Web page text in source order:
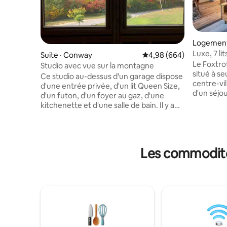
Suite · Conway Note moyenne de 4,98
4,98 (664)
Studio avec vue sur la montagne
Ce studio au-dessus d'un garage dispose
d'une entrée privée, d'un lit Queen Size,
d'un futon, d'un foyer au gaz, d'une
kitchenette et d'une salle de bain. Il y a
octobre. Nous avons de belles vues sur la
nécessaires pour monter notre allée en
toute sécurité en hiver. Vous entendrez
également la porte du garage lorsqu'elle
Luxe, 7
Le
situé à
centre-
d'un
offre
pour
le New
Les